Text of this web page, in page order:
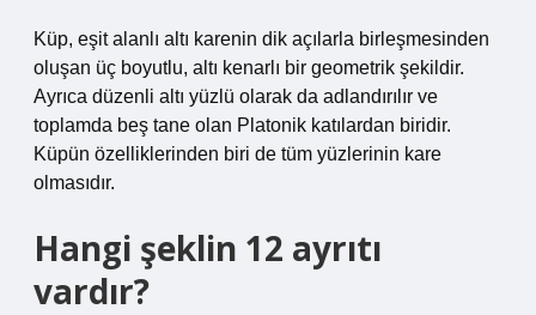
Küp, eşit alanlı altı karenin dik açılarla birleşmesinden
oluşan üç boyutlu, altı kenarlı bir geometrik şekildir.
Ayrıca düzenli altı yüzlü olarak da adlandırılır ve
toplamda beş tane olan Platonik katılardan biridir.
Küpün özelliklerinden biri de tüm yüzlerinin kare
olmasıdır.
Hangi şeklin 12 ayrıtı
vardır?